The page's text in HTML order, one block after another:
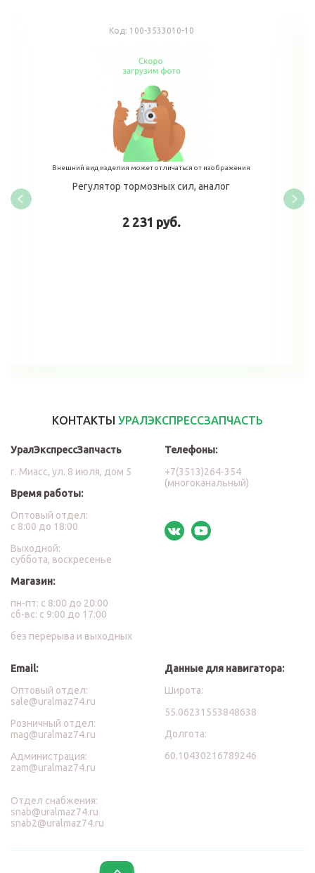
Код: 100-3533010-10
Внешний вид изделия может отличаться от изображения
Регулятор тормозных сил, аналог
2 231 руб.
КОНТАКТЫ УРАЛЭКСПРЕССЗАПЧАСТЬ
УралЭкспрессЗапчасть
г. Миасс, ул. 8 июля, дом 5
Время работы:
Оптовый отдел:
с 8:00 до 18:00
Выходной:
суббота, воскресенье
Магазин:
пн-пт: с 8:00 до 20:00
сб-вс: с 9:00 до 17:00
без перерыва и выходных
Телефоны:
+7(3513)264-354
(многоканальный)
Email:
Оптовый отдел:
sale@uralmaz74.ru
Розничный отдел:
mag@uralmaz74.ru
Администрация:
zam@uralmaz74.ru
Отдел снабжения:
snab@uralmaz74.ru
snab2@uralmaz74.ru
Данные для навигатора:
Широта:
55.06231553848638
Долгота:
60.10430216789246